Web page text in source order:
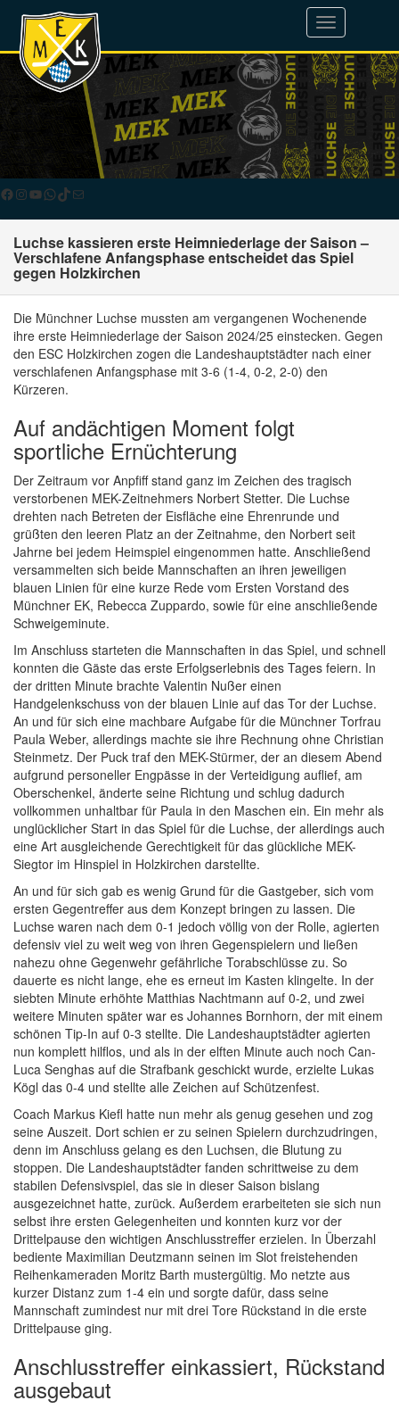
Toggle
navigation
Facebook
Instagram
YouTube
WhatsApp
TikTok
E-Mail
Luchse kassieren erste Heimniederlage der Saison –
Verschlafene Anfangsphase entscheidet das Spiel
gegen Holzkirchen
Die Münchner Luchse mussten am vergangenen Wochenende
ihre erste Heimniederlage der Saison 2024/25 einstecken. Gegen
den ESC Holzkirchen zogen die Landeshauptstädter nach einer
verschlafenen Anfangsphase mit 3-6 (1-4, 0-2, 2-0) den
Kürzeren.
Auf andächtigen Moment folgt
sportliche Ernüchterung
Der Zeitraum vor Anpfiff stand ganz im Zeichen des tragisch
verstorbenen MEK-Zeitnehmers Norbert Stetter. Die Luchse
drehten nach Betreten der Eisfläche eine Ehrenrunde und
grüßten den leeren Platz an der Zeitnahme, den Norbert seit
Jahrne bei jedem Heimspiel eingenommen hatte. Anschließend
versammelten sich beide Mannschaften an ihren jeweiligen
blauen Linien für eine kurze Rede vom Ersten Vorstand des
Münchner EK, Rebecca Zuppardo, sowie für eine anschließende
Schweigeminute.
Im Anschluss starteten die Mannschaften in das Spiel, und schnell
konnten die Gäste das erste Erfolgserlebnis des Tages feiern. In
der dritten Minute brachte Valentin Nußer einen
Handgelenkschuss von der blauen Linie auf das Tor der Luchse.
An und für sich eine machbare Aufgabe für die Münchner Torfrau
Paula Weber, allerdings machte sie ihre Rechnung ohne Christian
Steinmetz. Der Puck traf den MEK-Stürmer, der an diesem Abend
aufgrund personeller Engpässe in der Verteidigung auflief, am
Oberschenkel, änderte seine Richtung und schlug dadurch
vollkommen unhaltbar für Paula in den Maschen ein. Ein mehr als
unglücklicher Start in das Spiel für die Luchse, der allerdings auch
eine Art ausgleichende Gerechtigkeit für das glückliche MEK-
Siegtor im Hinspiel in Holzkirchen darstellte.
An und für sich gab es wenig Grund für die Gastgeber, sich vom
ersten Gegentreffer aus dem Konzept bringen zu lassen. Die
Luchse waren nach dem 0-1 jedoch völlig von der Rolle, agierten
defensiv viel zu weit weg von ihren Gegenspielern und ließen
nahezu ohne Gegenwehr gefährliche Torabschlüsse zu. So
dauerte es nicht lange, ehe es erneut im Kasten klingelte. In der
siebten Minute erhöhte Matthias Nachtmann auf 0-2, und zwei
weitere Minuten später war es Johannes Bornhorn, der mit einem
schönen Tip-In auf 0-3 stellte. Die Landeshauptstädter agierten
nun komplett hilflos, und als in der elften Minute auch noch Can-
Luca Senghas auf die Strafbank geschickt wurde, erzielte Lukas
Kögl das 0-4 und stellte alle Zeichen auf Schützenfest.
Coach Markus Kiefl hatte nun mehr als genug gesehen und zog
seine Auszeit. Dort schien er zu seinen Spielern durchzudringen,
denn im Anschluss gelang es den Luchsen, die Blutung zu
stoppen. Die Landeshauptstädter fanden schrittweise zu dem
stabilen Defensivspiel, das sie in dieser Saison bislang
ausgezeichnet hatte, zurück. Außerdem erarbeiteten sie sich nun
selbst ihre ersten Gelegenheiten und konnten kurz vor der
Drittelpause den wichtigen Anschlusstreffer erzielen. In Überzahl
bediente Maximilian Deutzmann seinen im Slot freistehenden
Reihenkameraden Moritz Barth mustergültig. Mo netzte aus
kurzer Distanz zum 1-4 ein und sorgte dafür, dass seine
Mannschaft zumindest nur mit drei Tore Rückstand in die erste
Drittelpause ging.
Anschlusstreffer einkassiert, Rückstand
ausgebaut